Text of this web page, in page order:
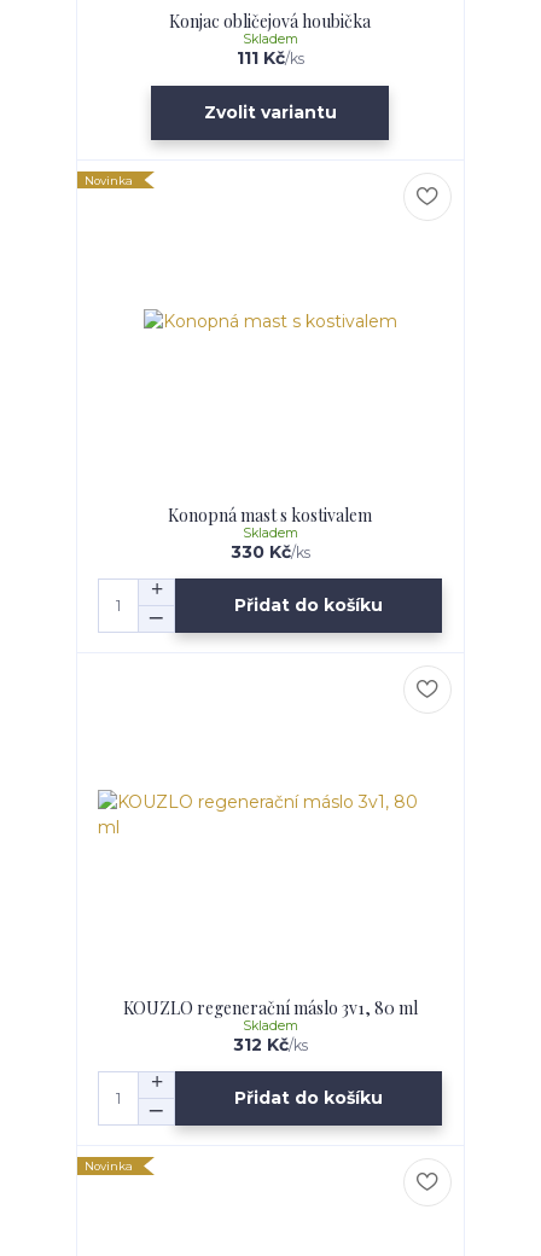
Konjac obličejová houbička
111 Kč/ks
Skladem
Zvolit variantu
Novinka
Konopná mast s kostivalem
330 Kč/ks
Skladem
Přidat do košíku
KOUZLO regenerační máslo 3v1, 80 ml
312 Kč/ks
Skladem
Přidat do košíku
Novinka